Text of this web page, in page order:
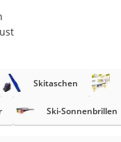
Skitaschen
Ski-Sonnenbrillen